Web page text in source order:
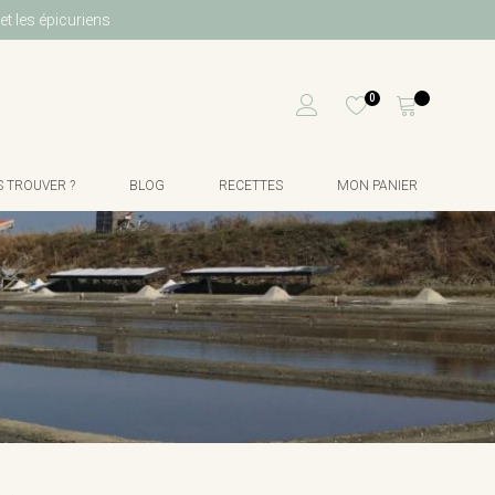
les épicuriens
0
TROUVER ? BLOG RECETTES MON PANIER